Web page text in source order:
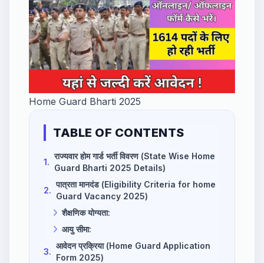
Home Guard Bharti 2025
TABLE OF CONTENTS
1.
राज्यवार होम गार्ड भर्ती विवरण (State Wise Home
Guard Bharti 2025 Details)
2.
पात्रता मानदंड (Eligibility Criteria for home
Guard Vacancy 2025)
शैक्षणिक योग्यता:
आयु सीमा:
3.
आवेदन प्रक्रिया (Home Guard Application
Form 2025)